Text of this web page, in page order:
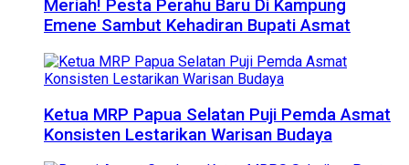
Meriah! Pesta Perahu Baru Di Kampung
Emene Sambut Kehadiran Bupati Asmat
Ketua MRP Papua Selatan Puji Pemda Asmat
Konsisten Lestarikan Warisan Budaya